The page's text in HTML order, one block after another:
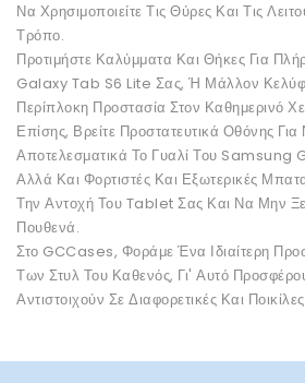
Να Χρησιμοποιείτε Τις Θύρες Και Τις
Τρόπο.
Προτιμήστε Καλύμματα Και Θήκες Για
Galaxy Tab S6 Lite Σας, Ή Μάλλον
Περίπλοκη Προστασία Στον Καθημερινό
Επίσης, Βρείτε Προστατευτικά Οθόνης
Αποτελεσματικά Το Γυαλί Του Samsung
Αλλά Και Φορτιστές Και Εξωτερικές
Την Αντοχή Του Tablet Σας Και Να Μην
Πουθενά.
Στο GCCases, Φοράμε Ένα Ιδιαίτερη
Των Στυλ Του Καθενός, Γι' Αυτό
Αντιστοιχούν Σε Διαφορετικές Και